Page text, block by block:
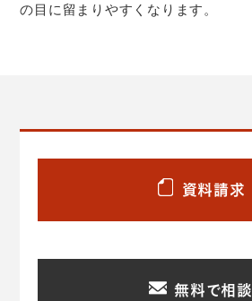
の目に留まりやすくなります。
資料請求
無料で相談